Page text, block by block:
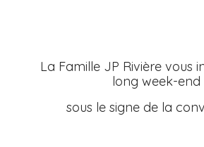
La Famille JP Rivière vous
long week-end
sous le signe de la